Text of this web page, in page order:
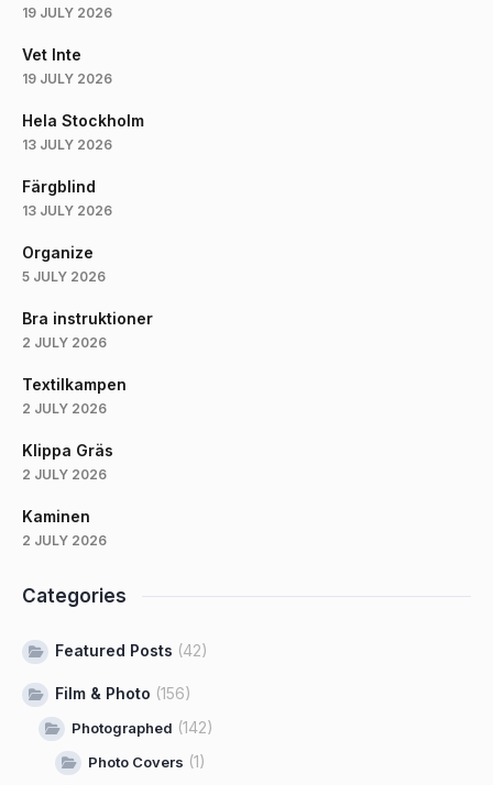
19 JULY 2026
Vet Inte
19 JULY 2026
Hela Stockholm
13 JULY 2026
Färgblind
13 JULY 2026
Organize
5 JULY 2026
Bra instruktioner
2 JULY 2026
Textilkampen
2 JULY 2026
Klippa Gräs
2 JULY 2026
Kaminen
2 JULY 2026
Categories
Featured Posts (42)
Film & Photo (156)
Photographed (142)
Photo Covers (1)